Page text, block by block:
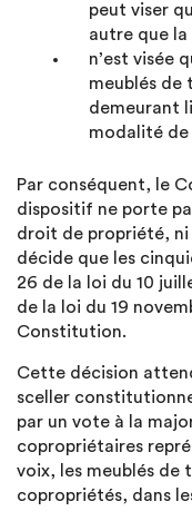
peut viser
autre que la
n’est visée
meublés de
demeurant
modalité
Par conséquent, le
dispositif ne porte
droit de propriété, ni
décide que les
26 de la loi du 10
de la loi du 19
Constitution.
Cette décision
sceller
par un vote à la
copropriétaires
voix, les meublés de
copropriétés, dans